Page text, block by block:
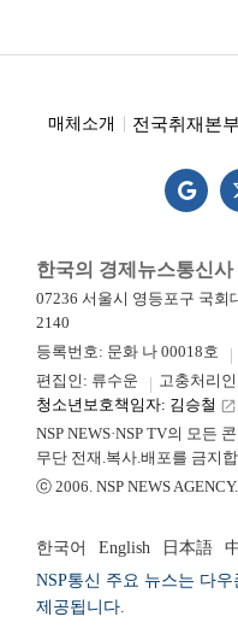
매체소개 전국취재본부
한국의 경제뉴스통신사
07236 서울시 영등포구 국회
2140
등록번호: 문화 나 00018호
편집인: 류수운
고충처리
청소년보호책임자: 김승철 launch
NSP NEWS·NSP TV의 모든
무단 전재.복사.배포를 금지
ⓒ 2006. NSP NEWS
한국어 English 日本語
NSP통신 주요 뉴스는 다
제공됩니다.